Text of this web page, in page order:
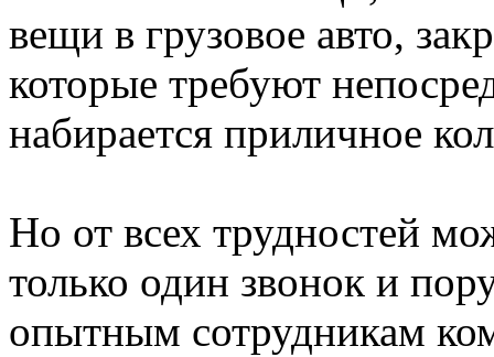
вещи в грузовое авто,
которые требуют
набирается приличное
Но от всех трудностей
только один звонок и
опытным сотрудникам